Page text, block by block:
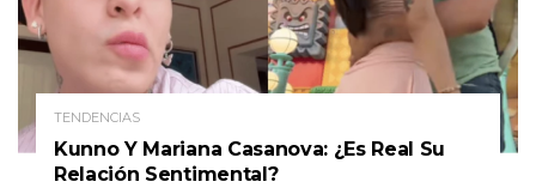
TENDENCIAS
Kunno Y Mariana Casanova: ¿Es Real Su
Relación Sentimental?